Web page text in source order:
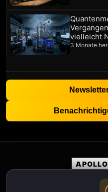
vielleicht
3 Monate her
APOLLO